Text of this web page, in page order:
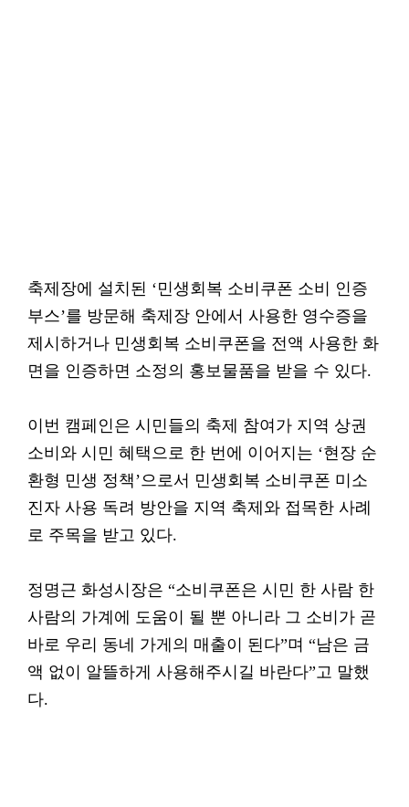
축제장에 설치된 ‘민생회복 소비쿠폰 소비 인증
부스’를 방문해 축제장 안에서 사용한 영수증을
제시하거나 민생회복 소비쿠폰을 전액 사용한 화
면을 인증하면 소정의 홍보물품을 받을 수 있다.
이번 캠페인은 시민들의 축제 참여가 지역 상권
소비와 시민 혜택으로 한 번에 이어지는 ‘현장 순
환형 민생 정책’으로서 민생회복 소비쿠폰 미소
진자 사용 독려 방안을 지역 축제와 접목한 사례
로 주목을 받고 있다.
정명근 화성시장은 “소비쿠폰은 시민 한 사람 한
사람의 가계에 도움이 될 뿐 아니라 그 소비가 곧
바로 우리 동네 가게의 매출이 된다”며 “남은 금
액 없이 알뜰하게 사용해주시길 바란다”고 말했
다.